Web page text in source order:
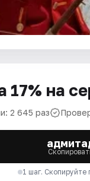
17% на
2 645 раз
1 шаг. Скопируйте